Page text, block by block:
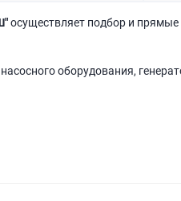
осуществляет подбор и
оборудования,